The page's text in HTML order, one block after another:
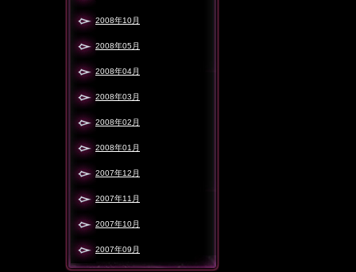
2008年10月
2008年05月
2008年04月
2008年03月
2008年02月
2008年01月
2007年12月
2007年11月
2007年10月
2007年09月